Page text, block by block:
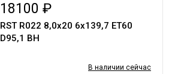
18100 ₽
RST R022 8,0x20 6x139,7 ET60
D95,1 BН
В наличии сейчас